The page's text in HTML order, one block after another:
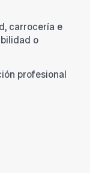
carrocería e
o
profesional